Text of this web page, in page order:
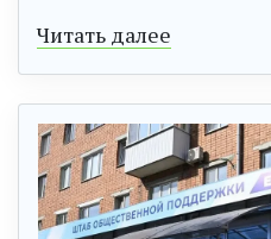
Читать далее